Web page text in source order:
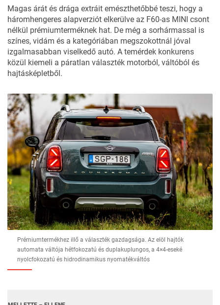
Magas árát és drága extráit emészthetőbbé teszi, hogy a
háromhengeres alapverziót elkerülve az F60-as MINI csont
nélkül prémiumterméknek hat. De még a sorhármassal is
színes, vidám és a kategóriában megszokottnál jóval
izgalmasabban viselkedő autó. A temérdek konkurens
közül kiemeli a páratlan választék motorból, váltóból és
hajtásképletből.
Prémiumtermékhez illő a választék gazdagsága. Az elöl hajtók
automata váltója hétfokozatú és duplakuplungos, a 4×4-eseké
nyolcfokozatú és hidrodinamikus nyomatékváltós